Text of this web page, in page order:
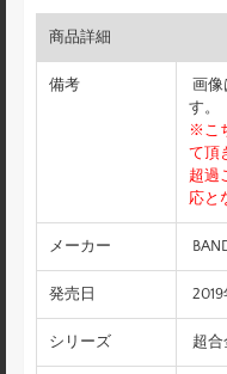
商品詳細
備考
画像
す。
※こ
て頂
超過
応と
メーカー
発売日
シリーズ 超合